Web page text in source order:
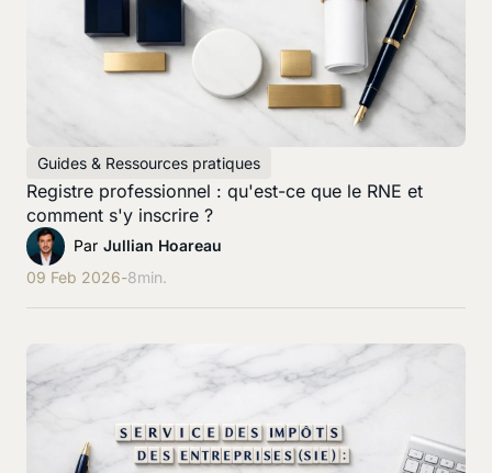
Guides & Ressources pratiques
Registre professionnel : qu'est-ce que le RNE et
comment s'y inscrire ?
Par Jullian Hoareau
09 Feb 2026-8min.